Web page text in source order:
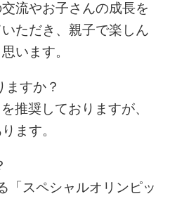
流やお子さんの成長を
ただき、親子で楽しん
います。
ますか？
推奨しておりますが、
ます。
「スペシャルオリンピッ